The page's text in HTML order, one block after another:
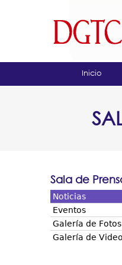
Tropical
Principal
Inicio
Sala de
Noticias
Eventos
Galería de Fotos
Galería de